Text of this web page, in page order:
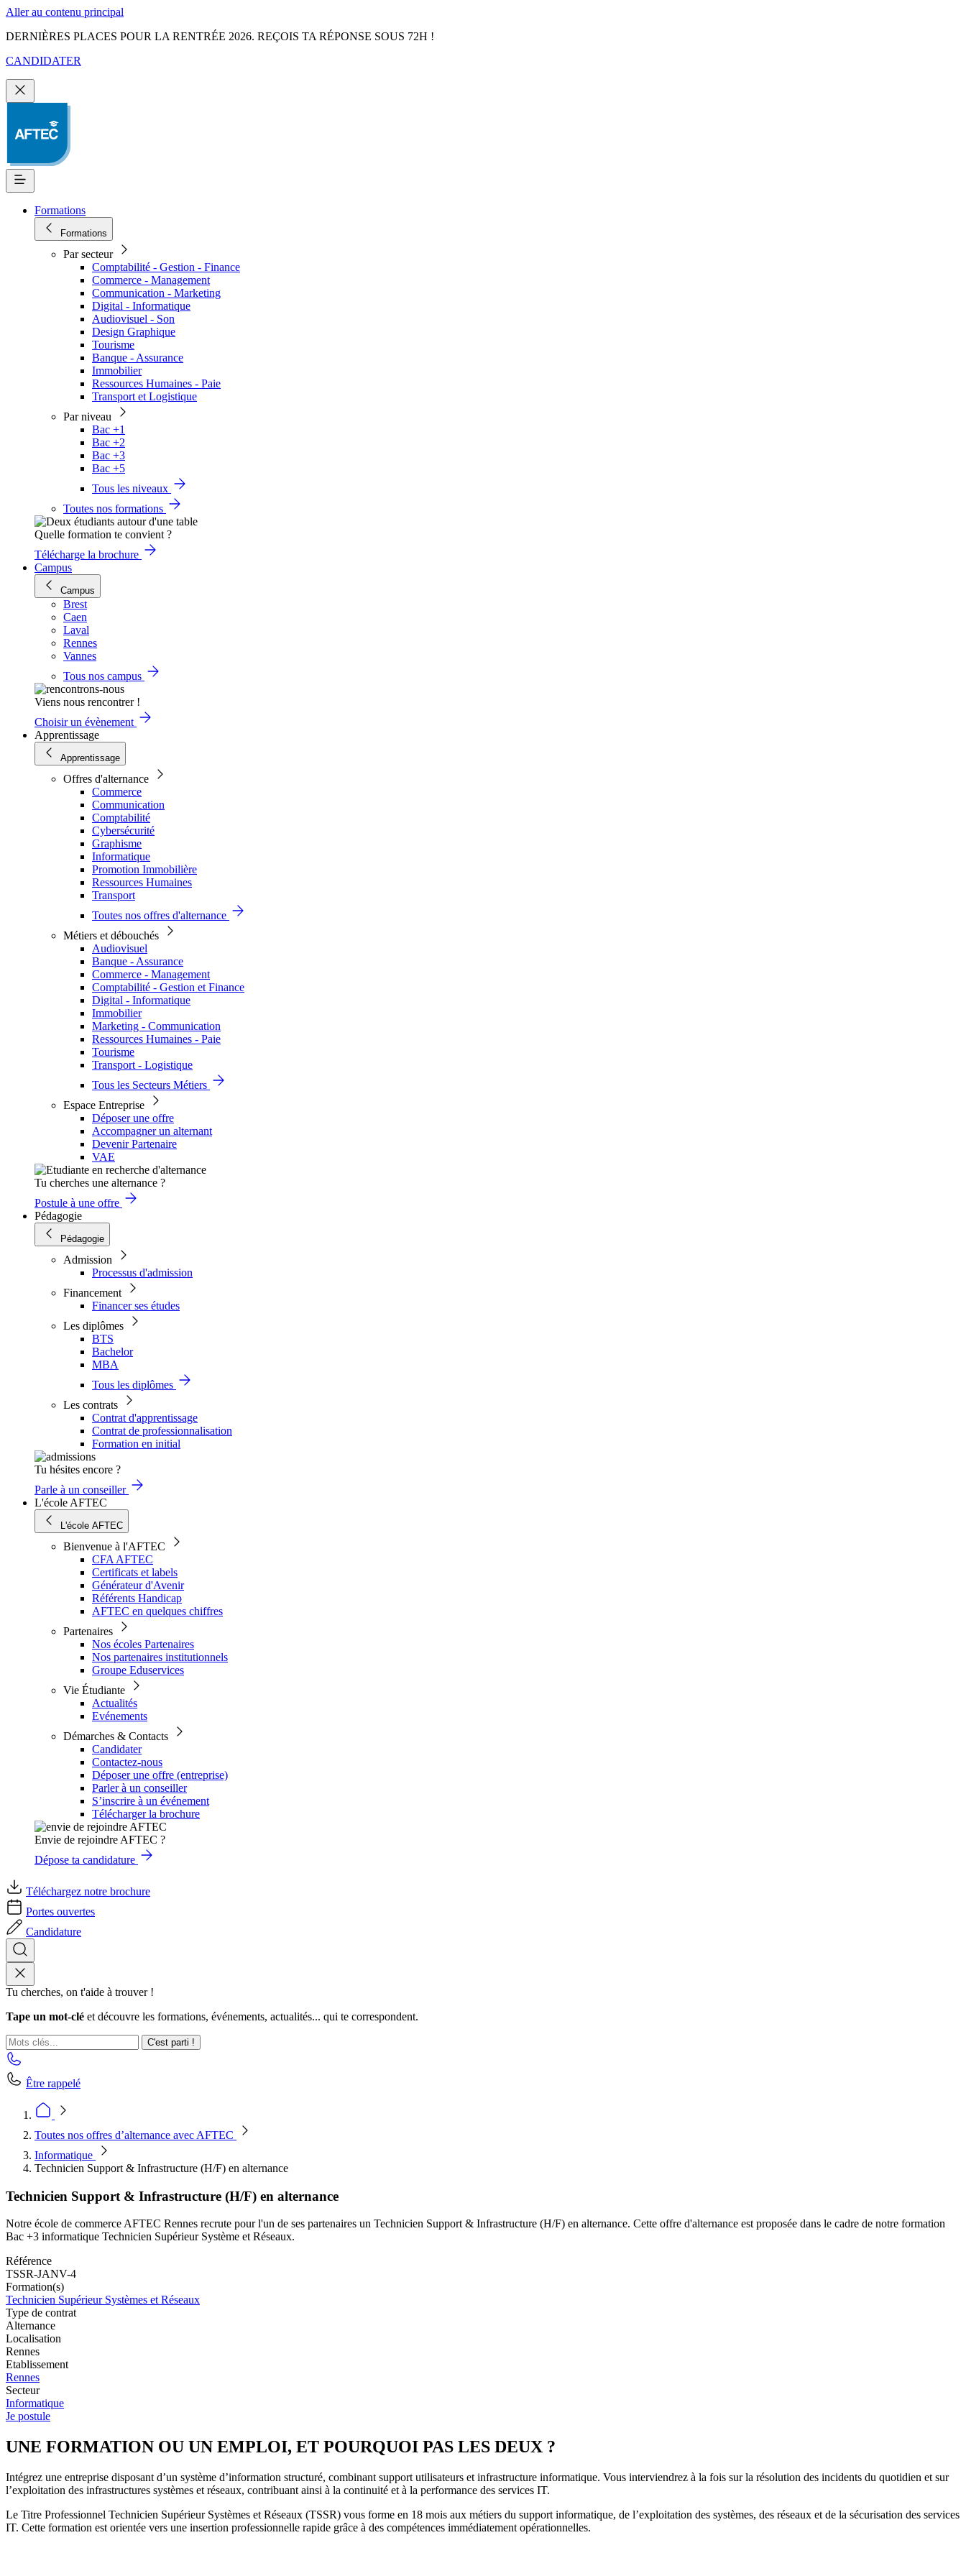
Aller au contenu principal
DERNIÈRES PLACES POUR LA RENTRÉE 2026. REÇOIS TA RÉPONSE SOUS 72H !
CANDIDATER
Formations
Formations
Par secteur
Comptabilité - Gestion - Finance
Commerce - Management
Communication - Marketing
Digital - Informatique
Audiovisuel - Son
Design Graphique
Tourisme
Banque - Assurance
Immobilier
Ressources Humaines - Paie
Transport et Logistique
Par niveau
Bac +1
Bac +2
Bac +3
Bac +5
Tous les niveaux
Toutes nos formations
Quelle formation te convient ?
Télécharge la brochure
Campus
Campus
Brest
Caen
Laval
Rennes
Vannes
Tous nos campus
Viens nous rencontrer !
Choisir un évènement
Apprentissage
Apprentissage
Offres d'alternance
Commerce
Communication
Comptabilité
Cybersécurité
Graphisme
Informatique
Promotion Immobilière
Ressources Humaines
Transport
Toutes nos offres d'alternance
Métiers et débouchés
Audiovisuel
Banque - Assurance
Commerce - Management
Comptabilité - Gestion et Finance
Digital - Informatique
Immobilier
Marketing - Communication
Ressources Humaines - Paie
Tourisme
Transport - Logistique
Tous les Secteurs Métiers
Espace Entreprise
Déposer une offre
Accompagner un alternant
Devenir Partenaire
VAE
Tu cherches une alternance ?
Postule à une offre
Pédagogie
Pédagogie
Admission
Processus d'admission
Financement
Financer ses études
Les diplômes
BTS
Bachelor
MBA
Tous les diplômes
Les contrats
Contrat d'apprentissage
Contrat de professionnalisation
Formation en initial
Tu hésites encore ?
Parle à un conseiller
L'école AFTEC
L'école AFTEC
Bienvenue à l'AFTEC
CFA AFTEC
Certificats et labels
Générateur d'Avenir
Référents Handicap
AFTEC en quelques chiffres
Partenaires
Nos écoles Partenaires
Nos partenaires institutionnels
Groupe Eduservices
Vie Étudiante
Actualités
Evénements
Démarches & Contacts
Candidater
Contactez-nous
Déposer une offre (entreprise)
Parler à un conseiller
S’inscrire à un événement
Télécharger la brochure
Envie de rejoindre AFTEC ?
Dépose ta candidature
Téléchargez notre brochure
Portes ouvertes
Candidature
Tu cherches, on t'aide à trouver !
Tape un mot-clé et découvre les formations, événements, actualités... qui te correspondent.
C'est parti !
Être rappelé
Toutes nos offres d’alternance avec AFTEC
Informatique
Technicien Support & Infrastructure (H/F) en alternance
Technicien Support & Infrastructure (H/F) en alternance
Notre école de commerce AFTEC Rennes recrute pour l'un de ses partenaires un Technicien Support & Infrastructure (H/F) en alternance. Cette offre d'alternance est proposée dans le cadre de notre formation
Bac +3 informatique Technicien Supérieur Système et Réseaux.
Référence
TSSR-JANV-4
Formation(s)
Technicien Supérieur Systèmes et Réseaux
Type de contrat
Alternance
Localisation
Rennes
Etablissement
Rennes
Secteur
Informatique
Je postule
UNE FORMATION OU UN EMPLOI, ET POURQUOI PAS LES DEUX ?
Intégrez une entreprise disposant d’un système d’information structuré, combinant support utilisateurs et infrastructure informatique. Vous interviendrez à la fois sur la résolution des incidents du quotidien et sur
l’exploitation des infrastructures systèmes et réseaux, contribuant ainsi à la continuité et à la performance des services IT.
Le Titre Professionnel Technicien Supérieur Systèmes et Réseaux (TSSR) vous forme en 18 mois aux métiers du support informatique, de l’exploitation des systèmes, des réseaux et de la sécurisation des services
IT. Cette formation est orientée vers une insertion professionnelle rapide grâce à des compétences immédiatement opérationnelles.